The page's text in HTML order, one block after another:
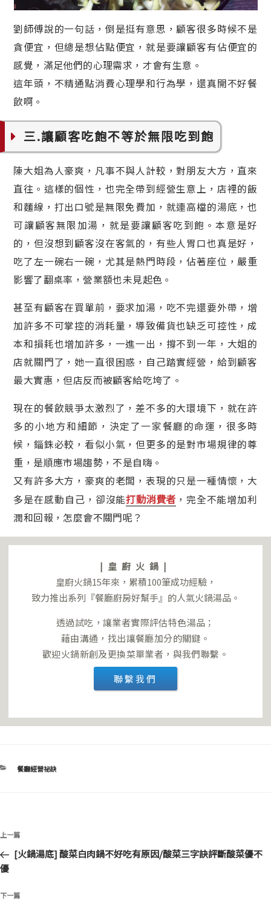
劉師傅說的一句話，倒是挺有意思，顧客很多時候不是
貪便宜，但總是想佔點便宜，就是要讓顧客有佔便宜的
感覺，滿足他們的心理需求，才會有生意。
這年頭，不精通點消費心理學和行為學，還真開不好餐
飲啊。
三.讓顧客吃飽不等於無限吃到飽
陳大姐為人豪爽，凡事不與人計較，對朋友大方，直來
直往。這樣的個性，也完全帶到經營生意上，店裡的飯
和麵線，打出口號是無限免費加，就連高檔的湯底，也
可讓顧客無限加湯，就是要讓顧客吃到飽。本意是好
的，但沒想到顧客沒在客氣的，有些人胃口也真是好，
吃了左一碗右一碗，尤其是熱門時段，佔著座位，嚴重
影響了翻桌率，營業額也未見起色。
甚至有顧客在買單前，要求加湯，吃不完還要外帶，增
加許多不可掌控的消耗量，導致備貨也缺乏可控性，成
本和損耗也增加許多，一進一出，撐不到一年，大姐的
店就關門了，她一直很困惑，自己踏實經營，給到顧客
最大實惠，但店反而被顧客給吃垮了。
現在的餐飲競爭太激烈了，差不多的大環境下，就在許
多的小地方和細節，決定了一家餐廳的命運，很多時
候，錙銖必較，看似小氣，但更多的是對市場規律的尊
重，是順應市場趨勢，不是自嗨。
又有許多大方，豪爽的老闆，表現的只是一種情懷，大
多是在感動自己，卻沒能打動消費者，完全不能增加利
潤和回報，怎麼會不關門呢？
|皇廚火鍋|
皇廚火鍋15年來，累積100筆成功經驗，
致力推出系列『餐廳廚房好幫手』的人氣火鍋湯品。
透過試吃，讓業者實際評估特色湯品；
藉由溝通，找出讓餐廳加分的關鍵。
歡迎火鍋新創及更換菜單業者，與我們聯繫。
聯繫我們
分
餐廳經營祕訣
文
導
覽
上
一
篇
章
上一篇
[火鍋湯底] 酸菜白肉鍋不好吃有原因/酸菜三字訣評斷酸菜優不
優
下
下一篇